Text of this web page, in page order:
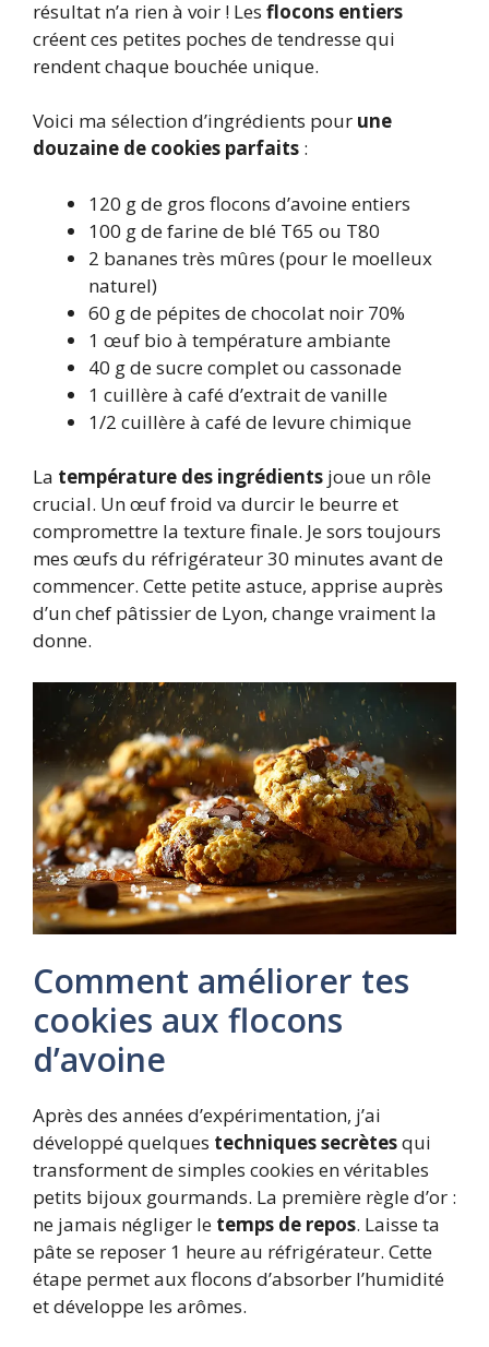
résultat n’a rien à voir ! Les flocons entiers
créent ces petites poches de tendresse qui
rendent chaque bouchée unique.
Voici ma sélection d’ingrédients pour une
douzaine de cookies parfaits :
120 g de gros flocons d’avoine entiers
100 g de farine de blé T65 ou T80
2 bananes très mûres (pour le moelleux
naturel)
60 g de pépites de chocolat noir 70%
1 œuf bio à température ambiante
40 g de sucre complet ou cassonade
1 cuillère à café d’extrait de vanille
1/2 cuillère à café de levure chimique
La température des ingrédients joue un rôle
crucial. Un œuf froid va durcir le beurre et
compromettre la texture finale. Je sors toujours
mes œufs du réfrigérateur 30 minutes avant de
commencer. Cette petite astuce, apprise auprès
d’un chef pâtissier de Lyon, change vraiment la
donne.
Comment améliorer tes
cookies aux flocons
d’avoine
Après des années d’expérimentation, j’ai
développé quelques techniques secrètesqui
transforment de simples cookies en véritables
petits bijoux gourmands. La première règle d’or :
ne jamais négliger le temps de repos. Laisse ta
pâte se reposer 1 heure au réfrigérateur. Cette
étape permet aux flocons d’absorber l’humidité
et développe les arômes.